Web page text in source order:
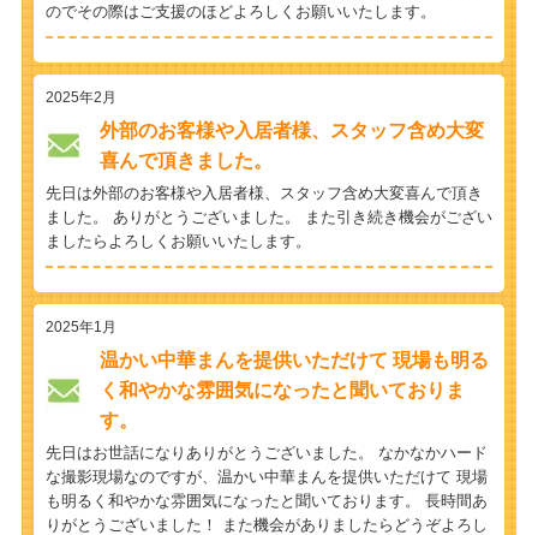
のでその際はご支援のほどよろしくお願いいたします。
2025年2月
外部のお客様や入居者様、スタッフ含め大変
喜んで頂きました。
先日は外部のお客様や入居者様、スタッフ含め大変喜んで頂き
ました。 ありがとうございました。 また引き続き機会がござい
ましたらよろしくお願いいたします。
2025年1月
温かい中華まんを提供いただけて 現場も明る
く和やかな雰囲気になったと聞いておりま
す。
先日はお世話になりありがとうございました。 なかなかハード
な撮影現場なのですが、温かい中華まんを提供いただけて 現場
も明るく和やかな雰囲気になったと聞いております。 長時間あ
りがとうございました！ また機会がありましたらどうぞよろし